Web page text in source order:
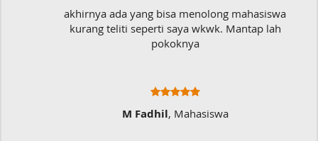
akhirnya ada yang bisa menolong mahasiswa
kurang teliti seperti saya wkwk. Mantap lah
pokoknya
M Fadhil, Mahasiswa